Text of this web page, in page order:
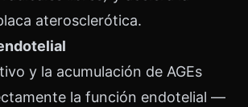
aterosclerótica.
y la acumulación de AGEs
la función endotelial —